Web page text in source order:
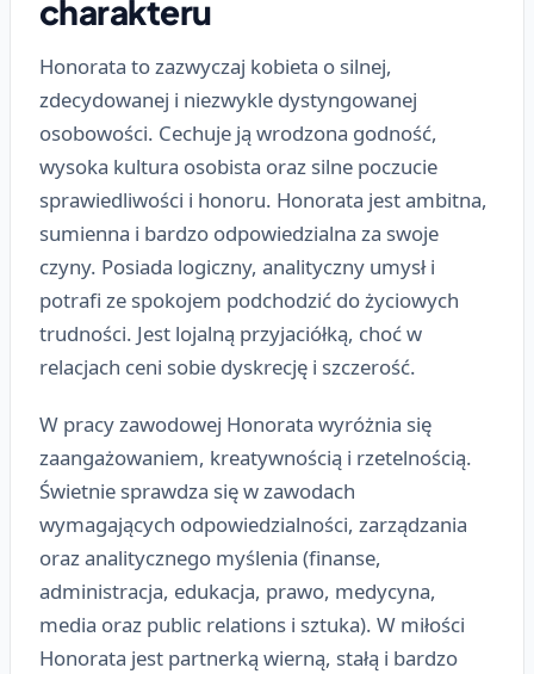
charakteru
Honorata to zazwyczaj kobieta o silnej,
zdecydowanej i niezwykle dystyngowanej
osobowości. Cechuje ją wrodzona godność,
wysoka kultura osobista oraz silne poczucie
sprawiedliwości i honoru. Honorata jest ambitna,
sumienna i bardzo odpowiedzialna za swoje
czyny. Posiada logiczny, analityczny umysł i
potrafi ze spokojem podchodzić do życiowych
trudności. Jest lojalną przyjaciółką, choć w
relacjach ceni sobie dyskrecję i szczerość.
W pracy zawodowej Honorata wyróżnia się
zaangażowaniem, kreatywnością i rzetelnością.
Świetnie sprawdza się w zawodach
wymagających odpowiedzialności, zarządzania
oraz analitycznego myślenia (finanse,
administracja, edukacja, prawo, medycyna,
media oraz public relations i sztuka). W miłości
Honorata jest partnerką wierną, stałą i bardzo